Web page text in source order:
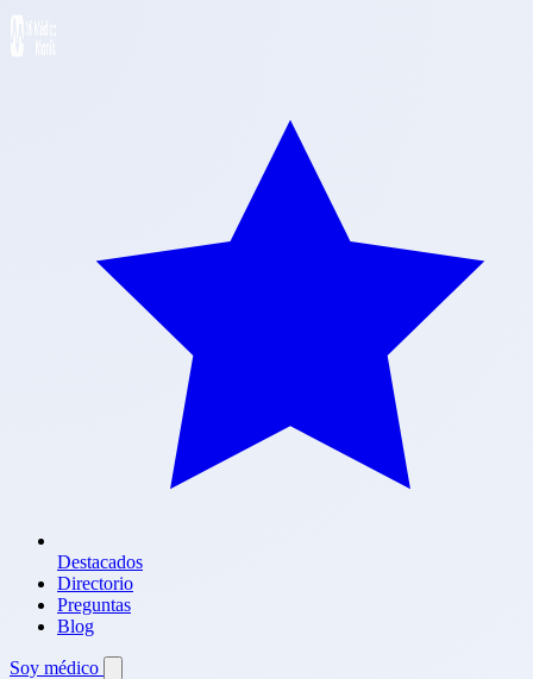
Destacados
Directorio
Preguntas
Blog
Soy médico